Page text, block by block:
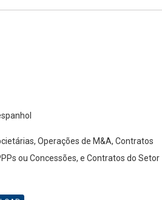
Operações de M&A, Contratos
ou Concessões, e Contratos do Setor